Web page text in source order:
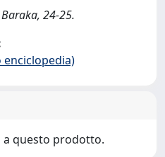
24-25.
enciclopedia)
a questo prodotto.